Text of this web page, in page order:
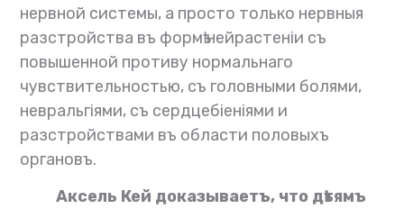
нервной системы, а просто только нервныя
разстройства въ формѣ нейрастеніи съ
повышенной противу нормальнаго
чувствительностью, съ головными болями,
невральгіями, съ сердцебіеніями и
разстройствами въ области половыхъ
органовъ.
Аксель Кей доказываетъ, что дѣтямъ